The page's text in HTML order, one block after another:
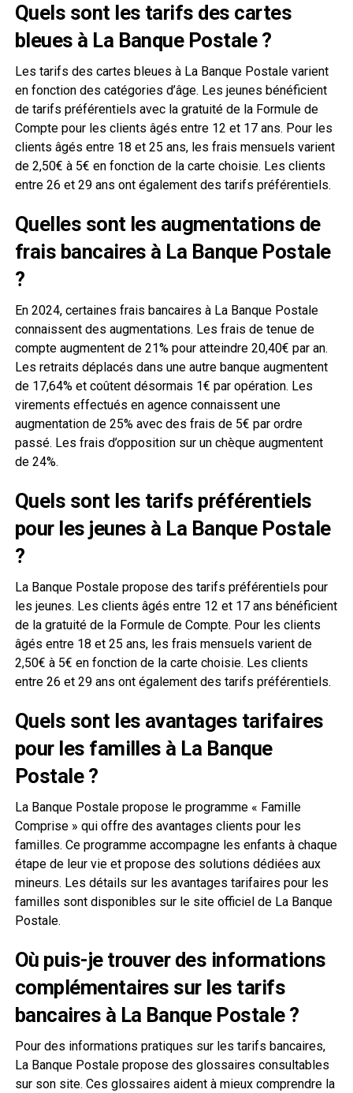
Quels sont les tarifs des cartes
bleues à La Banque Postale ?
Les tarifs des cartes bleues à La Banque Postale varient
en fonction des catégories d’âge. Les jeunes bénéficient
de tarifs préférentiels avec la gratuité de la Formule de
Compte pour les clients âgés entre 12 et 17 ans. Pour les
clients âgés entre 18 et 25 ans, les frais mensuels varient
de 2,50€ à 5€ en fonction de la carte choisie. Les clients
entre 26 et 29 ans ont également des tarifs préférentiels.
Quelles sont les augmentations de
frais bancaires à La Banque Postale
?
En 2024, certaines frais bancaires à La Banque Postale
connaissent des augmentations. Les frais de tenue de
compte augmentent de 21% pour atteindre 20,40€ par an.
Les retraits déplacés dans une autre banque augmentent
de 17,64% et coûtent désormais 1€ par opération. Les
virements effectués en agence connaissent une
augmentation de 25% avec des frais de 5€ par ordre
passé. Les frais d’opposition sur un chèque augmentent
de 24%.
Quels sont les tarifs préférentiels
pour les jeunes à La Banque Postale
?
La Banque Postale propose des tarifs préférentiels pour
les jeunes. Les clients âgés entre 12 et 17 ans bénéficient
de la gratuité de la Formule de Compte. Pour les clients
âgés entre 18 et 25 ans, les frais mensuels varient de
2,50€ à 5€ en fonction de la carte choisie. Les clients
entre 26 et 29 ans ont également des tarifs préférentiels.
Quels sont les avantages tarifaires
pour les familles à La Banque
Postale ?
La Banque Postale propose le programme « Famille
Comprise » qui offre des avantages clients pour les
familles. Ce programme accompagne les enfants à chaque
étape de leur vie et propose des solutions dédiées aux
mineurs. Les détails sur les avantages tarifaires pour les
familles sont disponibles sur le site officiel de La Banque
Postale.
Où puis-je trouver des informations
complémentaires sur les tarifs
bancaires à La Banque Postale ?
Pour des informations pratiques sur les tarifs bancaires,
La Banque Postale propose des glossaires consultables
sur son site. Ces glossaires aident à mieux comprendre la